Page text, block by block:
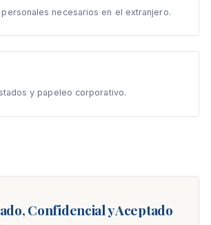
necesarios en el extranjero.
y papeleo corporativo.
Confidencial y Aceptado